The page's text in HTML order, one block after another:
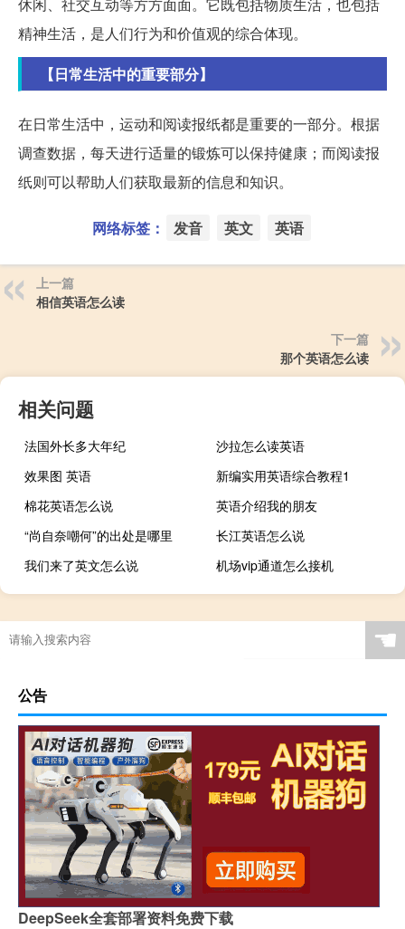
精神生活，是人们行为和价值观的综合体现。
【日常生活中的重要部分】
在日常生活中，运动和阅读报纸都是重要的一部分。根据
调查数据，每天进行适量的锻炼可以保持健康；而阅读报
纸则可以帮助人们获取最新的信息和知识。
网络标签： 发音 英文 英语
上一篇
相信英语怎么读
下一篇
那个英语怎么读
相关问题
法国外长多大年纪
沙拉怎么读英语
效果图 英语
新编实用英语综合教程1
棉花英语怎么说
英语介绍我的朋友
“尚自奈嘲何”的出处是哪里
长江英语怎么说
我们来了英文怎么说
机场vip通道怎么接机
☚
公告
DeepSeek全套部署资料免费下载